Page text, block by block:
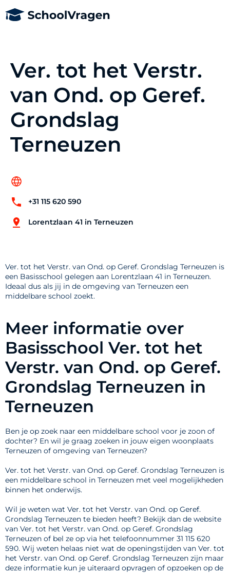
Ver. tot het Verstr.
van Ond. op Geref.
Grondslag
Terneuzen
+31 115 620 590
Lorentzlaan 41 in Terneuzen
Ver. tot het Verstr. van Ond. op Geref. Grondslag Terneuzen is
een Basisschool gelegen aan Lorentzlaan 41 in Terneuzen.
Ideaal dus als jij in de omgeving van Terneuzen een
middelbare school zoekt.
Meer informatie over
Basisschool Ver. tot het
Verstr. van Ond. op Geref.
Grondslag Terneuzen in
Terneuzen
Ben je op zoek naar een middelbare school voor je zoon of
dochter? En wil je graag zoeken in jouw eigen woonplaats
Terneuzen of omgeving van Terneuzen?
Ver. tot het Verstr. van Ond. op Geref. Grondslag Terneuzen is
een middelbare school in Terneuzen met veel mogelijkheden
binnen het onderwijs.
Wil je weten wat Ver. tot het Verstr. van Ond. op Geref.
Grondslag Terneuzen te bieden heeft? Bekijk dan de website
van Ver. tot het Verstr. van Ond. op Geref. Grondslag
Terneuzen of bel ze op via het telefoonnummer 31 115 620
590. Wij weten helaas niet wat de openingstijden van Ver. tot
het Verstr. van Ond. op Geref. Grondslag Terneuzen zijn maar
deze informatie kun je uiteraard opvragen of opzoeken op de